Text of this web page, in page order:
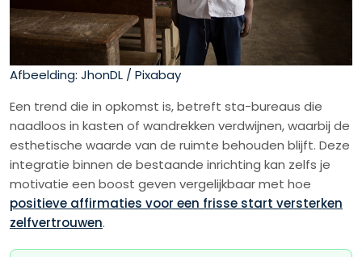
Afbeelding: JhonDL / Pixabay
Een trend die in opkomst is, betreft sta-bureaus die
naadloos in kasten of wandrekken verdwijnen, waarbij de
esthetische waarde van de ruimte behouden blijft. Deze
integratie binnen de bestaande inrichting kan zelfs je
motivatie een boost geven vergelijkbaar met hoe
positieve affirmaties voor een frisse start versterken
zelfvertrouwen.